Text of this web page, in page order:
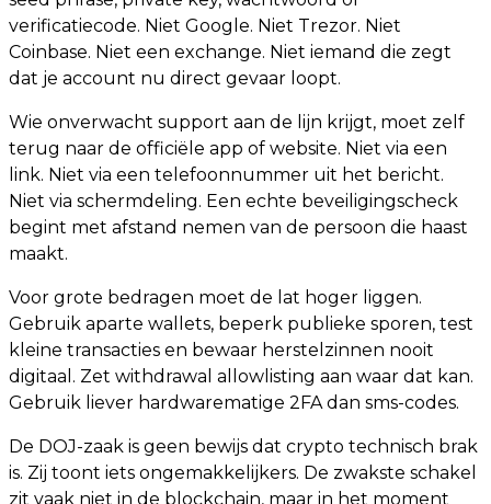
verificatiecode. Niet Google. Niet Trezor. Niet
Coinbase. Niet een exchange. Niet iemand die zegt
dat je account nu direct gevaar loopt.
Wie onverwacht support aan de lijn krijgt, moet zelf
terug naar de officiële app of website. Niet via een
link. Niet via een telefoonnummer uit het bericht.
Niet via schermdeling. Een echte beveiligingscheck
begint met afstand nemen van de persoon die haast
maakt.
Voor grote bedragen moet de lat hoger liggen.
Gebruik aparte wallets, beperk publieke sporen, test
kleine transacties en bewaar herstelzinnen nooit
digitaal. Zet withdrawal allowlisting aan waar dat kan.
Gebruik liever hardwarematige 2FA dan sms-codes.
De DOJ-zaak is geen bewijs dat crypto technisch brak
is. Zij toont iets ongemakkelijkers. De zwakste schakel
zit vaak niet in de blockchain, maar in het moment